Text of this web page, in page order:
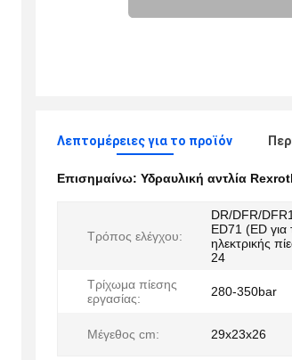
Λεπτομέρειες για το προϊόν
Επισημαίνω: Υδραυλική αντλία
Τρόπος ελέγχου:
DR/DFR/
ED71 (ED για
ηλεκτρικής
24
Τρίχωμα πίεσης
εργασίας:
280-350bar
Μέγεθος cm: 29x23x26